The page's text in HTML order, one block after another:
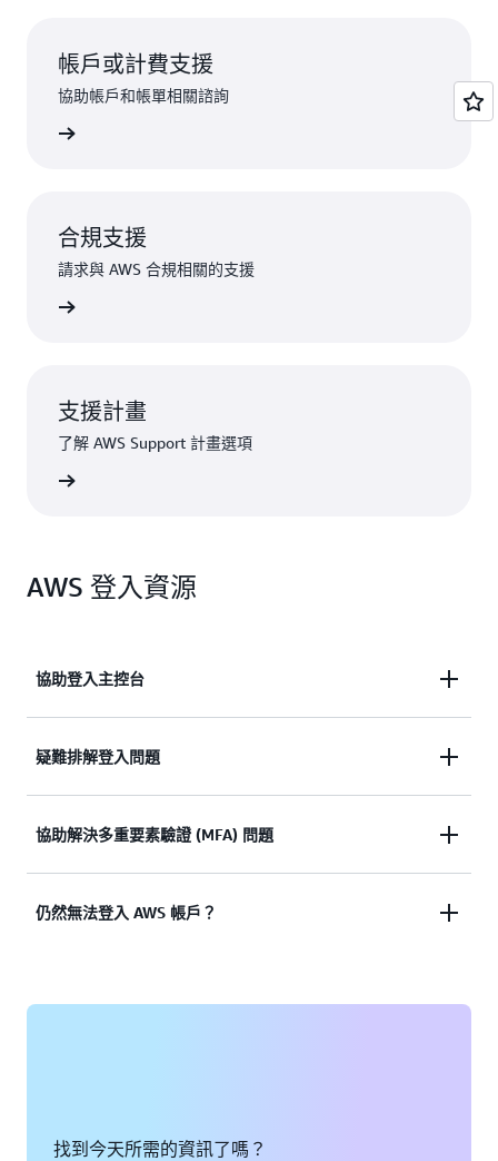
帳戶或計費支援
協助帳戶和帳單相關諮詢
合規支援
請求與 AWS 合規相關的支援
支援計畫
了解 AWS Support 計畫選項
AWS 登入資源
協助登入主控台
需要協助登入 AWS 管理主控台嗎？
疑難排解登入問題
嘗試登入，但憑證無效？ 或者沒有憑證來存取 AWS
檢視解決方案
協助解決多重要素驗證 (MFA) 問題
多重因素驗證 (MFA) 裝置遺失或無法使用
仍然無法登入 AWS 帳戶？
找到今天所需的資訊了嗎？